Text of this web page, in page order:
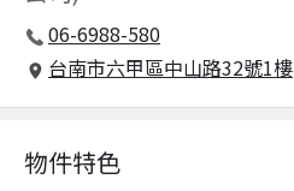
06-6988-580
台南市六甲區中山路32號1樓
物件特色